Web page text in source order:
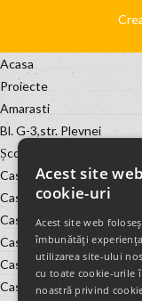
Acasa
Proiecte
Amarasti
Bl. G-3,str. Plevnei
Școala de băieți Leu
Casa Geania
Casa Marin Oprea
Casa Nasu Geania
Casa Nelus-Matei Millo,
Casa Noastra Murta
Casa Str. Barbatesti
Acest site
cookie-uri
Acest site web
îmbunătăți
utilizarea site-ului
cu toate cookie-urile
noastră privind